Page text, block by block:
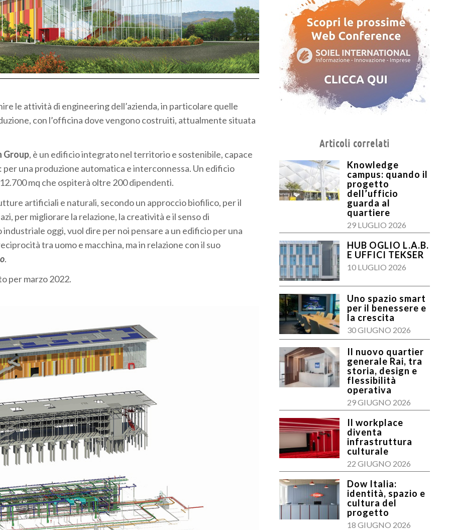
le attività di engineering dell’azienda, in particolare quelle
con l’officina dove vengono costruiti, attualmente situata
Group, è un edificio integrato nel territorio e sostenibile, capace
una produzione automatica e interconnessa. Un edificio
mq che ospiterà oltre 200 dipendenti.
artificiali e naturali, secondo un approccio biofilico, per il
per migliorare la relazione, la creatività e il senso di
oggi, vuol dire per noi pensare a un edificio per una
tra uomo e macchina, ma in relazione con il suo
.
per marzo 2022.
Articoli correlati
Knowledge
campus: quando il
progetto
dell’ufficio
guarda al
quartiere
29 LUGLIO 2026
HUB OGLIO L.A.B.
E UFFICI TEKSER
10 LUGLIO 2026
Uno spazio smart
per il benessere e
la crescita
30 GIUGNO 2026
Il nuovo quartier
generale Rai, tra
storia, design e
flessibilità
operativa
29 GIUGNO 2026
Il workplace
diventa
infrastruttura
culturale
22 GIUGNO 2026
Dow Italia:
identità, spazio e
cultura del
progetto
18 GIUGNO 2026